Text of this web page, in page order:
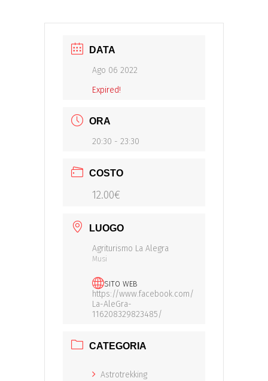
DATA
Ago 06 2022
Expired!
ORA
20:30 - 23:30
COSTO
12.00€
LUOGO
Agriturismo La Alegra
Musi
SITO WEB
https://www.facebook.com/
La-AleGra-
116208329823485/
CATEGORIA
Astrotrekking